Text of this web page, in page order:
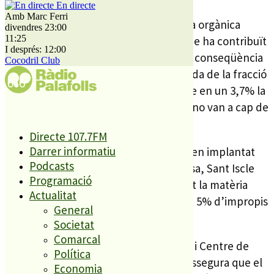
En directe
Amb Marc Ferri
divendres 23:00
11:25
I després: 12:00
Cocodril Club
Directe 107.7FM
Darrer informatiu
Podcasts
Programació
Actualitat
General
Societat
Comarcal
Política
Economia
De fet, és la implantació de la recollida orgànica
domiciliària en aquests municipis el que ha contribuït
a aquest significatiu increment. Com a conseqüència
directa d’aquest augment de la recollida de la fracció
d’orgànica, durant el 2015, va reduir-se en un 3,7% la
fracció resta. Tots aquells residus que no van a cap de
En quant a altres municipis que ja tenien implantat
aquest sistema de recollida de la brossa, Sant Iscle
de Vallalta i Dosrius els que han recollit la matèria
orgànica més “pura”, amb menys d’un 5% d’impropis
en aquests municipis.
Malgrat els bons resultats, el Consorci i Centre de
Valorització de Residus del Maresme assegura que el